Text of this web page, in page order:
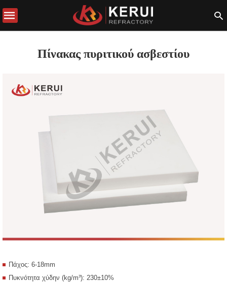
Πίνακας πυριτικού ασβεστίου
Πάχος: 6-18mm
Πυκνότητα χύδην (kg/m³): 230±10%